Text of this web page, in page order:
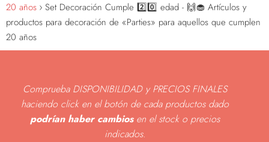
20 años
Set Decoración Cumple 2️⃣0️⃣ edad - 🙌🧁 Artículos y
productos para decoración de «Parties» para aquellos que cumplen
20 años
Comprueba DISPONIBILIDAD y PRECIOS FINALES
haciendo click en el botón de cada productos dado
podrían haber cambiosen el stock o precios
indicados.